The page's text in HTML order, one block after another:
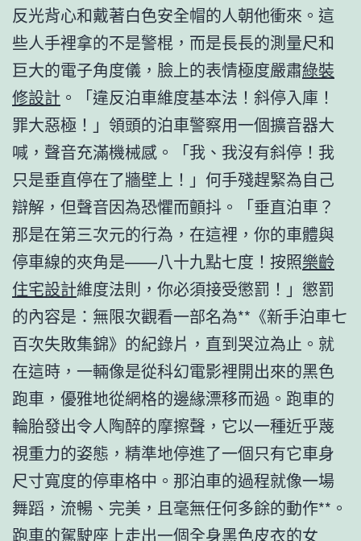
反光背心和戴著白色安全帽的人朝他衝來。這
些人手裡拿的不是警棍，而是長長的測量尺和
巨大的電子角度儀，臉上的表情極度嚴肅綠裝
修設計 。「違反泊車維度基本法！斜停入庫！
罪大惡極！」領頭的泊車警察用一個擴音器大
喊，聲音充滿機械感。「我、我沒有斜停！我
只是垂直停在了牆壁上！」何手殘趕緊為自己
辯解，但聲音因為恐懼而顫抖。「垂直泊車？
那是在第三次元的行為，在這裡，你的車體與
停車線的夾角是——八十九點七度！按照樂齡
住宅設計維度法則，你必須接受懲罰！」懲罰
的內容是：無限次觀看一部名為**《新手泊車七
百次失敗集錦》的紀錄片，直到哭泣為止。就
在這時，一輛像是從科幻電影裡開出來的黑色
跑車，優雅地從網格的邊緣漂移而過。跑車的
輪胎發出令人陶醉的摩擦聲，它以一種近乎蔑
視重力的姿態，精準地停進了一個只有它車身
尺寸寬度的停車格中。那泊車的過程就像一場
舞蹈，流暢、完美，且毫無任何多餘的動作**。
跑車的駕駛座上走出一個全身黑色皮衣的女